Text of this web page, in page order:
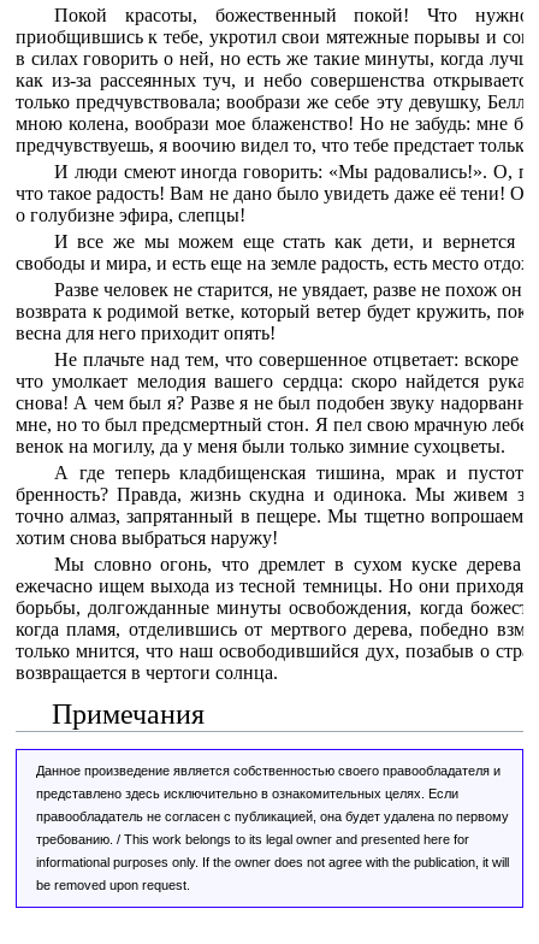
Покой красоты, божественный покой! Что
приобщившись к тебе, укротил свои мятежные порывы и
в силах говорить о ней, но есть же такие минуты, когда
как из-за рассеянных туч, и небо совершенства
только предчувствовала; вообрази же себе эту девушку,
мною колена, вообрази мое блаженство! Но не забудь: мне
предчувствуешь, я воочию видел то, что тебе предстает
И люди смеют иногда говорить: «Мы радовались!». О,
что такое радость! Вам не дано было увидеть даже её тени! О,
о голубизне эфира, слепцы!
И все же мы можем еще стать как дети, и вернется
свободы и мира, и есть еще на земле радость, есть место
Разве человек не старится, не увядает, разве не похож
возврата к родимой ветке, который ветер будет кружить,
весна для него приходит опять!
Не плачьте над тем, что совершенное отцветает: вскоре
что умолкает мелодия вашего сердца: скоро найдется рука,
снова! А чем был я? Разве я не был подобен звуку
мне, но то был предсмертный стон. Я пел свою мрачную
венок на могилу, да у меня были только зимние сухоцветы.
А где теперь кладбищенская тишина, мрак и
бренность? Правда, жизнь скудна и одинока. Мы живем
точно алмаз, запрятанный в пещере. Мы тщетно
хотим снова выбраться наружу!
Мы словно огонь, что дремлет в сухом куске
ежечасно ищем выхода из тесной темницы. Но они приходят,
борьбы, долгожданные минуты освобождения, когда
когда пламя, отделившись от мертвого дерева, победно
только мнится, что наш освободившийся дух, позабыв о
возвращается в чертоги солнца.
Примечания
Данное произведение является собственностью своего правообладателя и
представлено здесь исключительно в ознакомительных целях. Если
правообладатель не согласен с публикацией, она будет удалена по первому
требованию. / This work belongs to its legal owner and presented here for
informational purposes only. If the owner does not agree with the publication, it will
be removed upon request.